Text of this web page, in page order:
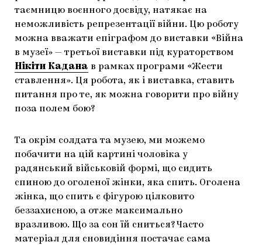
таємницю воєнного досвіду, натякає на
неможливість репрезентації війни. Цю роботу
можна вважати епіграфом до виставки «Війна
в музеї» — третьої виставки під кураторством
Нікіти Кадана в рамках програми «Жести
ставлення». Ця робота, як і виставка, ставить
питання про те, як можна говорити про війну
поза полем бою?
Та окрім солдата та музею, ми можемо
побачити на цій картині чоловіка у
радянський військовій формі, що сидить
спиною до оголеної жінки, яка спить. Оголена
жінка, що спить є фігурою цілковито
беззахисною, а отже максимально
вразливою. Що за сон їй сниться? Часто
матеріал для сновидіння постачає сама